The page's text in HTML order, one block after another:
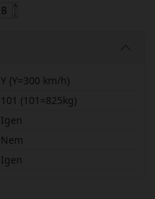
Y (Y=300 km/h)
101 (101=825kg)
Igen
Nem
Igen